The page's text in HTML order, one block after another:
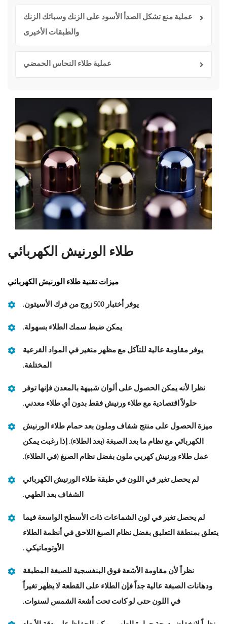
عملية منع تشكل الصدأ الأسود على الزنك وسبائك الزنك
والطبقات الأخيرى
عملية طلاء النحاس الحمضي
طلاء الورنيش الكهربائي
ميزات تقنية طلاء الورنيش الكهربائي
يوفر أختبار 500 زوج من فرك الأسيتون.
يمكن ضبط سمك الطلاء بسهولة.
يوفر مقاومة عالية للتآكل مع مظهر متغير في المواد الفرعية
المختلفة.
نظرا لأنه يمكن الحصول على ألوان شبيهة بالمعدن فإنها توفر
حلولاً اقتصادية مع طلاء ورنيش فقط بدون أي طلاء معدني.
ميزة الحصول على منتج شفاف وملون بعد حمام طلاء الورنيش
الكهربائي مع نظام ما بعد الصبغة (بعد الطلاء). إذا رغبت يمكن
عمل طلاء ورنيش كهربي ملون بفضل نظام الصبغ (في الطلاء).
لم يحصل تغير في اللون في طبقة طلاء الورنيش الكهربائي
الشفاف بعد الطهي.
لم يحصل تغير في لون الشماعات ذات الأسطح الواسعة فيما
يتعلق بمنطقة التعليق بفضل نظام الصبغ اللاحق في أنظمة الطلاء
الأوتوماتيكي .
نظراً لأن مقاومة الأشعة فوق البنفسجية للصبغة المطبقة
ودهانات الصبغة عالية جداً فإن الطلاء على القطعة لا يظهر تغيراً
في اللون حتى لو كانت تحت أشعة الشمس لسنوات.